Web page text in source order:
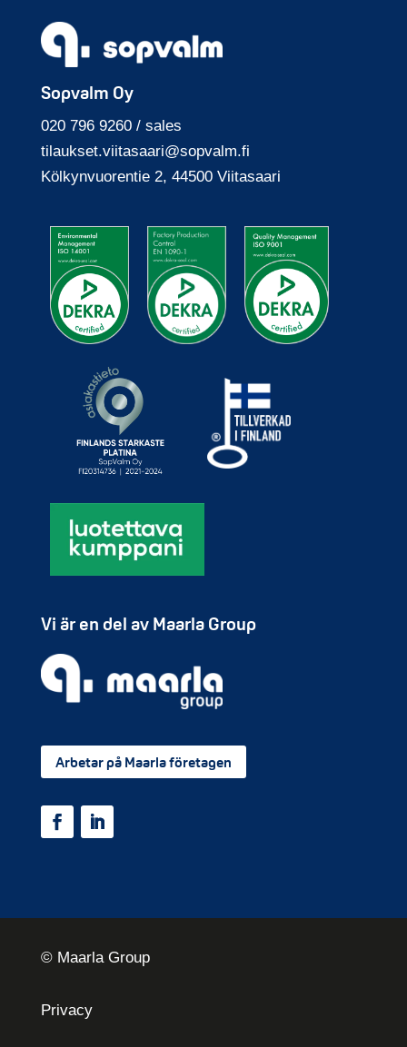
Sopvalm Oy
020 796 9260 / sales
tilaukset.viitasaari@sopvalm.fi
Kölkyn­vuoren­tie 2, 44500 Viita­saari
Vi är en del av Maarla Group
Arbetar på Maarla företagen
© Maarla Group
Privacy